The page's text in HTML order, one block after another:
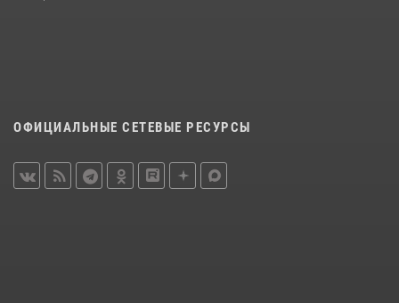
ОФИЦИАЛЬНЫЕ СЕТЕВЫЕ РЕСУРСЫ